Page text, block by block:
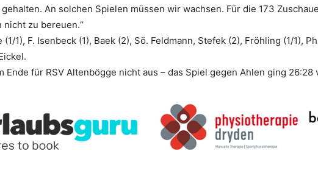
An solchen Spielen müssen wir wachsen. Für die 173
zu bereuen.“
1), F. Isenbeck (1), Baek (2), Sö. Feldmann, Stefek (2), Fröhling (1/1),
für RSV Altenbögge nicht aus – das Spiel gegen Ahlen ging 26:28